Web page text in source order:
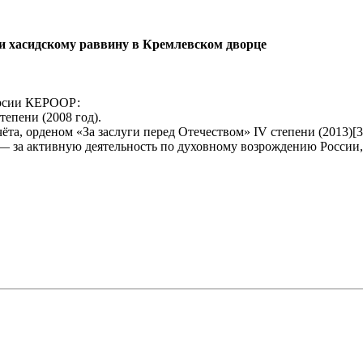
хасидскому раввину в Кремлевском дворце
КЕРООР:
(2008 год).
орденом «За заслуги перед Отечеством» IV степени
активную деятельность по духовному возрождению